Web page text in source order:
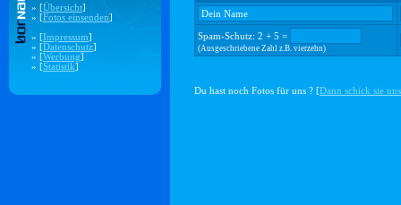
» [Übersicht]
» [Fotos einsenden]
» [Impressum]
» [Datenschutz]
» [Werbung]
» [Statistik]
Spam-Schutz: 2 + 5 =
(Ausgeschriebene Zahl z.B. vierzehn)
Du hast noch Fotos für uns ? [Dann schick sie uns